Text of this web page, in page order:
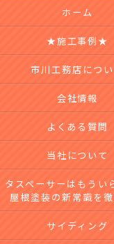
ホーム
★施工事例★
市川工務店につ
会社情報
よくある質問
当社について
タスペーサーはもうい
屋根塗装の新常識を
サイディング